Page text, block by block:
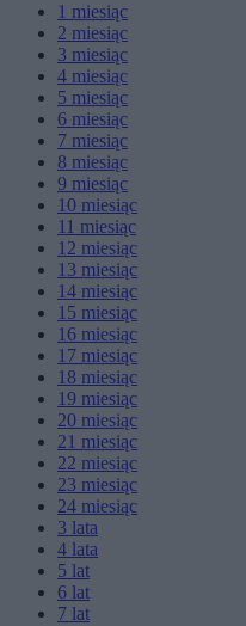
1 miesiąc
2 miesiąc
3 miesiąc
4 miesiąc
5 miesiąc
6 miesiąc
7 miesiąc
8 miesiąc
9 miesiąc
10 miesiąc
11 miesiąc
12 miesiąc
13 miesiąc
14 miesiąc
15 miesiąc
16 miesiąc
17 miesiąc
18 miesiąc
19 miesiąc
20 miesiąc
21 miesiąc
22 miesiąc
23 miesiąc
24 miesiąc
3 lata
4 lata
5 lat
6 lat
7 lat